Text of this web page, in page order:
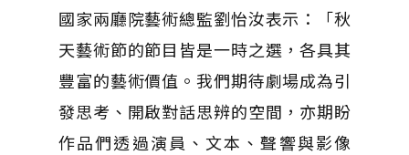
國家兩廳院藝術總監劉怡汝表示：「秋
天藝術節的節目皆是一時之選，各具其
豐富的藝術價值。我們期待劇場成為引
發思考、開啟對話思辨的空間，亦期盼
作品們透過演員、文本、聲響與影像